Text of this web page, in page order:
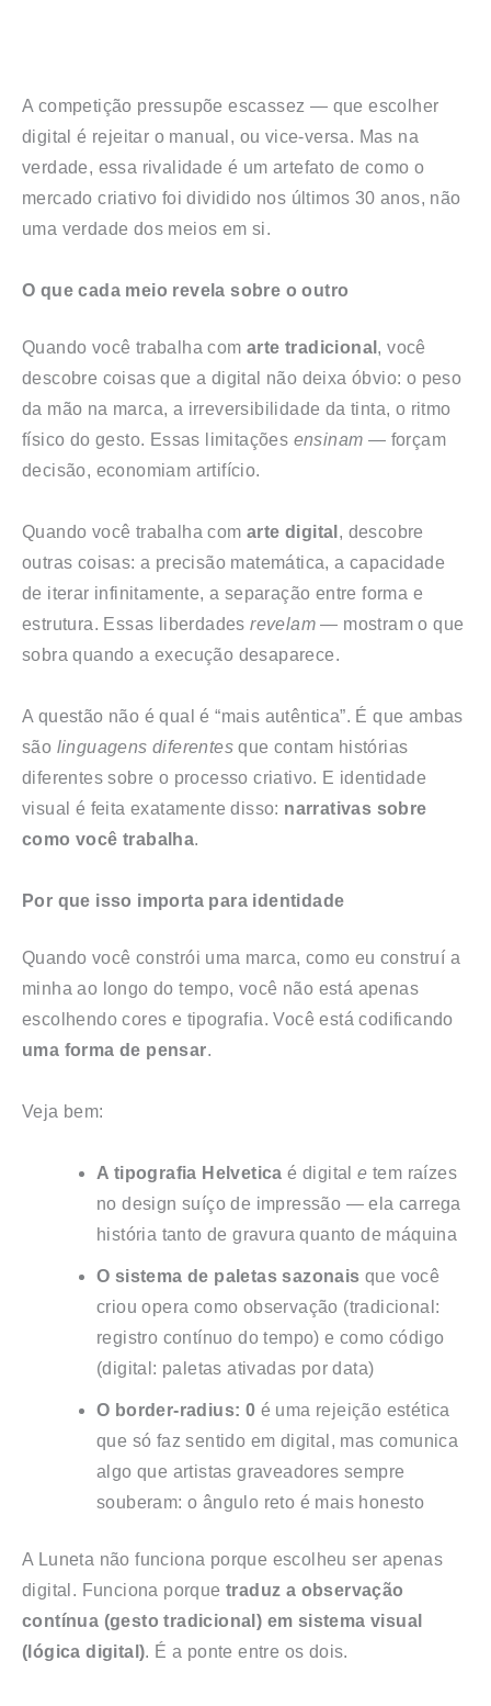
A competição pressupõe escassez — que escolher
digital é rejeitar o manual, ou vice-versa. Mas na
verdade, essa rivalidade é um artefato de como o
mercado criativo foi dividido nos últimos 30 anos, não
uma verdade dos meios em si.
O que cada meio revela sobre o outro
Quando você trabalha com arte tradicional , você
descobre coisas que a digital não deixa óbvio: o peso
da mão na marca, a irreversibilidade da tinta, o ritmo
físico do gesto. Essas limitações ensinam — forçam
decisão, economiam artifício.
Quando você trabalha com arte digital , descobre
outras coisas: a precisão matemática, a capacidade
de iterar infinitamente, a separação entre forma e
estrutura. Essas liberdadesrevelam — mostram o que
sobra quando a execução desaparece.
A questão não é qual é “mais autêntica”. É que ambas
são linguagens diferentes que contam histórias
diferentes sobre o processo criativo. E identidade
visual é feita exatamente disso: narrativas sobre
como você trabalha.
Por que isso importa para identidade
Quando você constrói uma marca, como eu construí a
minha ao longo do tempo, você não está apenas
escolhendo cores e tipografia. Você está codificando
uma forma de pensar.
Veja bem:
A tipografia Helvetica é digitale tem raízes
no design suíço de impressão — ela carrega
história tanto de gravura quanto de máquina
O sistema de paletas sazonais que você
criou opera como observação (tradicional:
registro contínuo do tempo) e como código
(digital: paletas ativadas por data)
O border-radius: 0 é uma rejeição estética
que só faz sentido em digital, mas comunica
algo que artistas graveadores sempre
souberam: o ângulo reto é mais honesto
A Luneta não funciona porque escolheu ser apenas
digital. Funciona porque traduz a observação
contínua (gesto tradicional) em sistema visual
(lógica digital). É a ponte entre os dois.